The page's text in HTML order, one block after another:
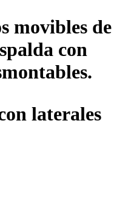
movibles de
con
laterales